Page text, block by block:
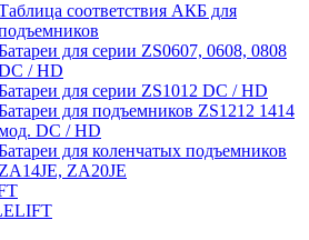
соответствия АКБ для
для серии ZS0607, 0608, 0808
/ HD
для серии ZS1012 DC / HD
для подъемников ZS1212 1414
DC / HD
для коленчатых подъемников
ZA14JE, ZA20JE